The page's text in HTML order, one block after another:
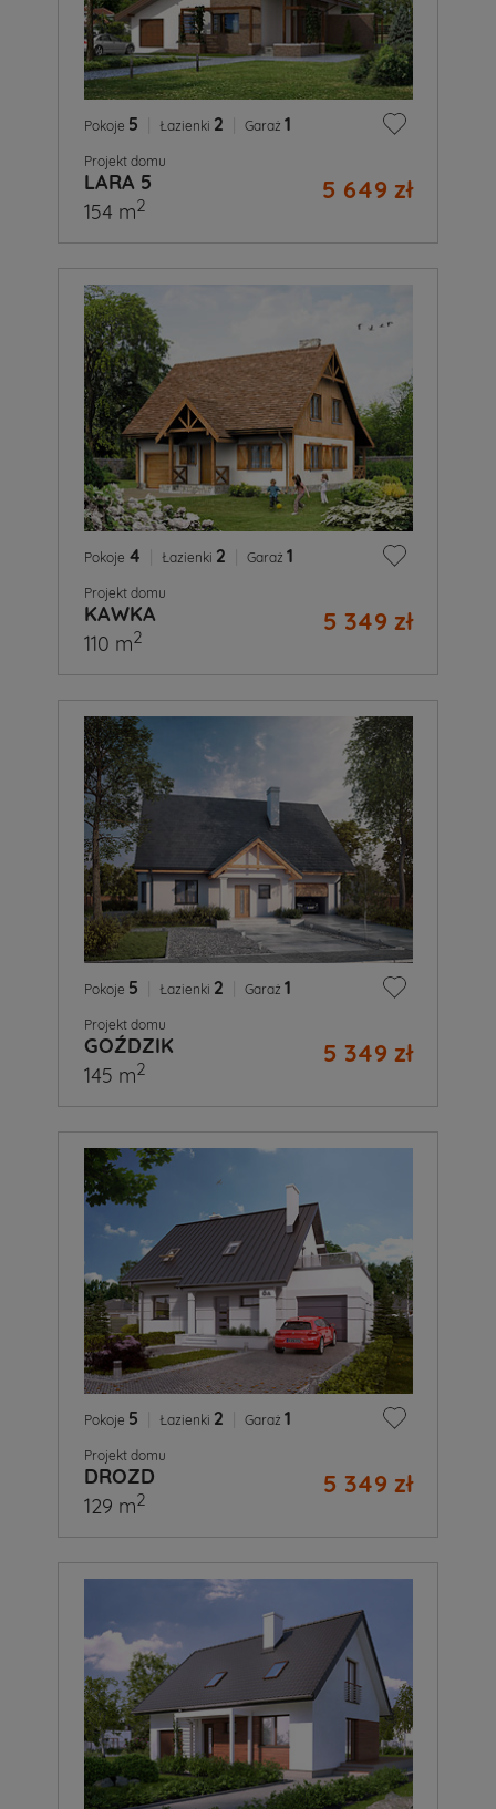
Pokoje 5 Łazienki 2 Garaż 1
Projekt domu
LARA 5 5 649 zł
154 m2
Pokoje 4 Łazienki 2 Garaż 1
Projekt domu
KAWKA 5 349 zł
110 m2
Pokoje 5 Łazienki 2 Garaż 1
Projekt domu
GOŹDZIK 5 349 zł
145 m2
Pokoje 5 Łazienki 2 Garaż 1
Projekt domu
DROZD 5 349 zł
129 m2